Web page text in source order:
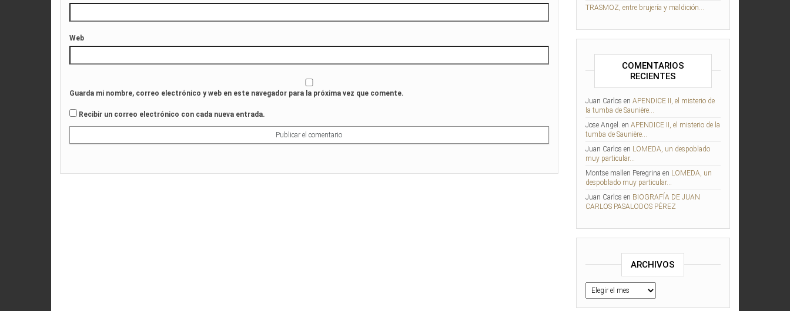
Web
Guarda mi nombre, correo electrónico y web en este navegador para la próxima vez que comente.
Recibir un correo electrónico con cada nueva entrada.
TRASMOZ, entre brujería y maldición…
COMENTARIOS
RECIENTES
Juan Carlos en APENDICE II, el misterio de
la tumba de Saunière…
Jose Angel. en APENDICE II, el misterio de la
tumba de Saunière…
Juan Carlos en LOMEDA, un despoblado
muy particular…
Montse mallen Peregrina en LOMEDA, un
despoblado muy particular…
Juan Carlos en BIOGRAFÍA DE JUAN
CARLOS PASALODOS PÉREZ
ARCHIVOS
Archivos